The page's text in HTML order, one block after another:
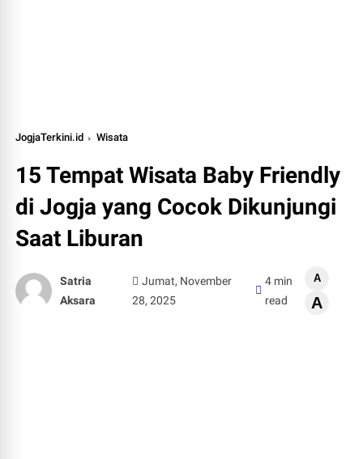
JogjaTerkini.id Wisata
15 Tempat Wisata Baby Friendly
di Jogja yang Cocok Dikunjungi
Saat Liburan
Satria
Aksara
Jumat, November
28, 2025
4 min
read
A
A